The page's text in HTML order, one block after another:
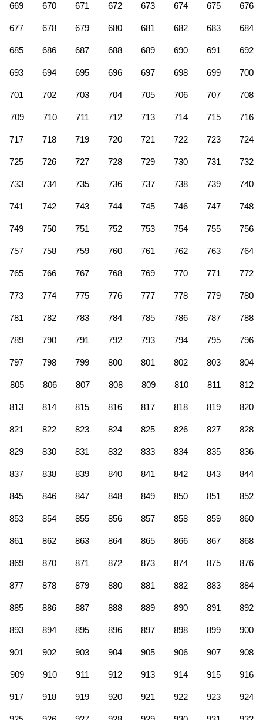
669 670 671 672 673 674 675 676
677 678 679 680 681 682 683 684
685 686 687 688 689 690 691 692
693 694 695 696 697 698 699 700
701 702 703 704 705 706 707 708
709 710 711 712 713 714 715 716
717 718 719 720 721 722 723 724
725 726 727 728 729 730 731 732
733 734 735 736 737 738 739 740
741 742 743 744 745 746 747 748
749 750 751 752 753 754 755 756
757 758 759 760 761 762 763 764
765 766 767 768 769 770 771 772
773 774 775 776 777 778 779 780
781 782 783 784 785 786 787 788
789 790 791 792 793 794 795 796
797 798 799 800 801 802 803 804
805 806 807 808 809 810 811 812
813 814 815 816 817 818 819 820
821 822 823 824 825 826 827 828
829 830 831 832 833 834 835 836
837 838 839 840 841 842 843 844
845 846 847 848 849 850 851 852
853 854 855 856 857 858 859 860
861 862 863 864 865 866 867 868
869 870 871 872 873 874 875 876
877 878 879 880 881 882 883 884
885 886 887 888 889 890 891 892
893 894 895 896 897 898 899 900
901 902 903 904 905 906 907 908
909 910 911 912 913 914 915 916
917 918 919 920 921 922 923 924